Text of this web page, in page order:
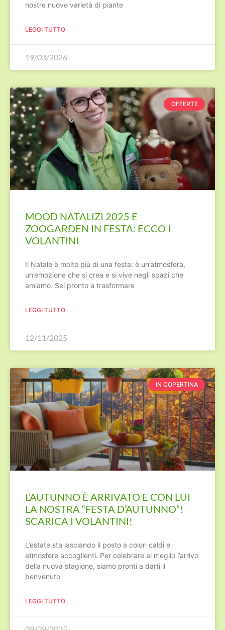
nostre nuove varietà di piante
LEGGI TUTTO
19/03/2026
OFFERTE
MOOD NATALIZI 2025 E
ZOOGARDEN IN FESTA: ECCO I
VOLANTINI
Il Natale è molto più di una festa: è un’atmosfera,
un’emozione che si crea e si vive negli spazi che
amiamo. Sei pronto a trasformare
LEGGI TUTTO
12/11/2025
IN COPERTINA
L’AUTUNNO È ARRIVATO E CON LUI
LA NOSTRA “FESTA D’AUTUNNO”!
SCARICA I VOLANTINI!
L’estate sta lasciando il posto a colori caldi e
atmosfere accoglienti. Per celebrare al meglio l’arrivo
della nuova stagione, siamo pronti a darti il
benvenuto
LEGGI TUTTO